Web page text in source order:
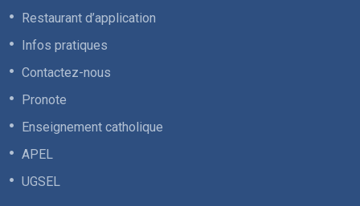
Restaurant d’application
Infos pratiques
Contactez-nous
Pronote
Enseignement catholique
APEL
UGSEL